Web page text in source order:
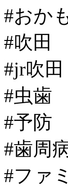
#おか
#吹田
#jr吹田
#虫歯
#予防
#歯周
#ファ